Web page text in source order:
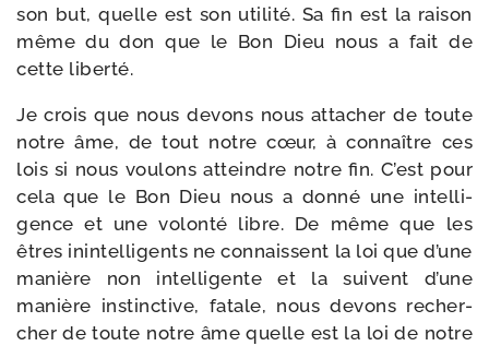
son but, quelle est son uti­li­té. Sa fin est la rai­son
même du don que le Bon Dieu nous a fait de
cette liberté.
Je crois que nous devons nous atta­cher de toute
notre âme, de tout notre cœur, à connaître ces
lois si nous vou­lons atteindre notre fin. C’est pour
cela que le Bon Dieu nous a don­né une intel­li­
gence et une volon­té libre. De même que les
êtres inin­tel­li­gents ne connaissent la loi que d’une
manière non intel­li­gente et la suivent d’une
manière ins­tinc­tive, fatale, nous devons recher­
cher de toute notre âme quelle est la loi de notre